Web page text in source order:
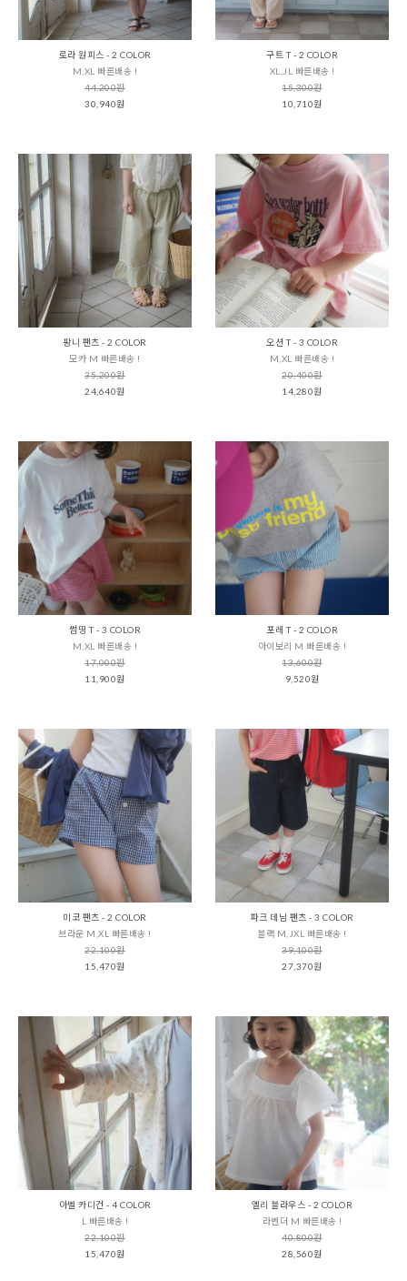
로라 원피스 - 2 COLOR
M,XL 빠른배송 !
44,200원
30,940원
구트 T - 2 COLOR
XL,JL 빠른배송 !
15,300원
10,710원
팡니 팬츠 - 2 COLOR
모카 M 빠른배송 !
35,200원
24,640원
오션 T - 3 COLOR
M,XL 빠른배송 !
20,400원
14,280원
썸띵 T - 3 COLOR
M,XL 빠른배송 !
17,000원
11,900원
포레 T - 2 COLOR
아이보리 M 빠른배송 !
13,600원
9,520원
미코 팬츠 - 2 COLOR
브라운 M,XL 빠른배송 !
22,100원
15,470원
파크 데님 팬츠 - 3 COLOR
블랙 M,JXL 빠른배송 !
39,100원
27,370원
아벨 카디건 - 4 COLOR
L 빠른배송 !
22,100원
15,470원
엘리 블라우스 - 2 COLOR
라벤더 M 빠른배송 !
40,800원
28,560원